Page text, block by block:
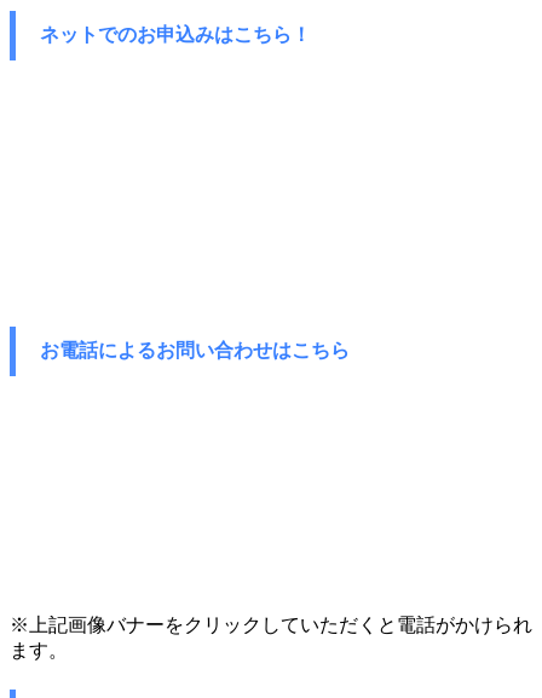
ネットでのお申込みはこちら！
お電話によるお問い合わせはこちら
※上記画像バナーをクリックしていただくと電話がかけられ
ます。